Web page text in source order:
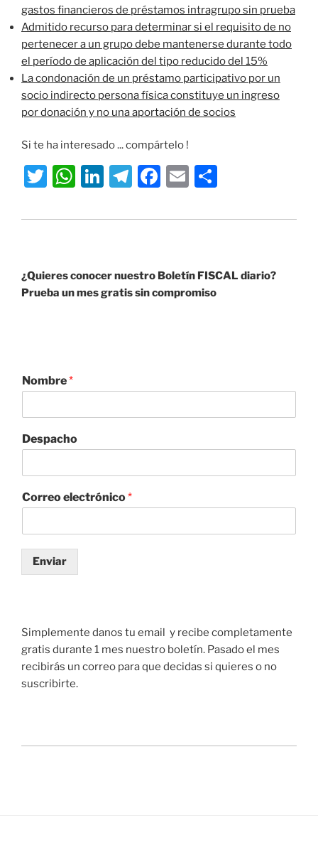
gastos financieros de préstamos intragrupo sin prueba
Admitido recurso para determinar si el requisito de no
pertenecer a un grupo debe mantenerse durante todo
el período de aplicación del tipo reducido del 15%
La condonación de un préstamo participativo por un
socio indirecto persona física constituye un ingreso
por donación y no una aportación de socios
Si te ha interesado ... compártelo !
T
itt
W
at
A
p
Li
k
dI
n
T
e
a
m
F
c
b
o
E
ai ar
¿Quieres conocer nuestro Boletín FISCAL diario?
Prueba un mes gratis sin compromiso
Nombre*
Despacho
Correo electrónico*
Enviar
Simplemente danos tu email y recibe completamente
gratis durante 1 mes nuestro boletín. Pasado el mes
recibirás un correo para que decidas si quieres o no
suscribirte.